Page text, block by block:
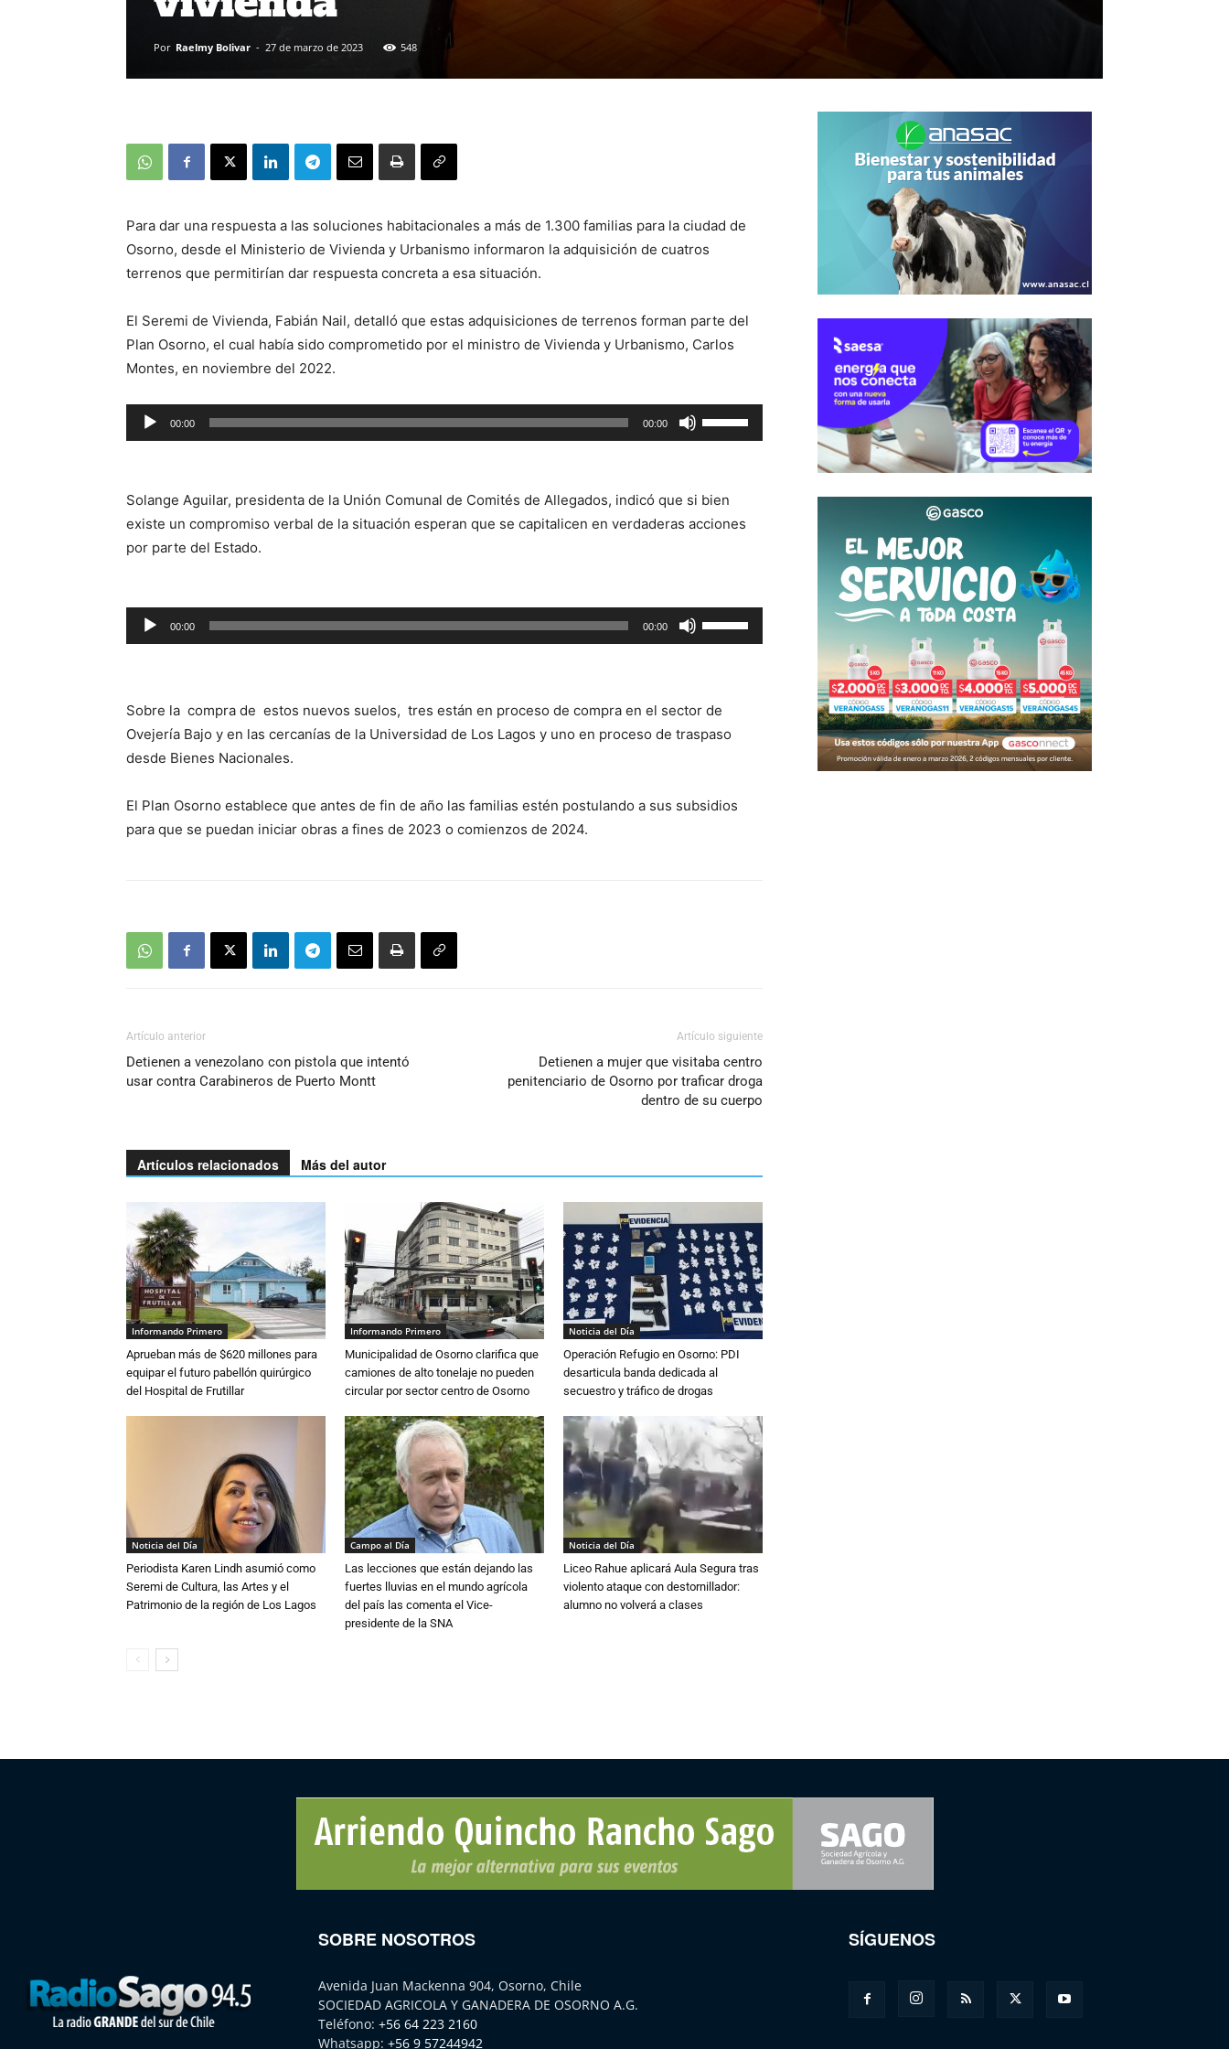
Por Raelmy Bolivar - 27 de marzo de 2023 548
Para dar una respuesta a las soluciones habitacionales a más de 1.300 familias para la ciudad de
Osorno, desde el Ministerio de Vivienda y Urbanismo informaron la adquisición de cuatros
terrenos que permitirían dar respuesta concreta a esa situación.
El Seremi de Vivienda, Fabián Nail, detalló que estas adquisiciones de terrenos forman parte del
Plan Osorno, el cual había sido comprometido por el ministro de Vivienda y Urbanismo, Carlos
Montes, en noviembre del 2022.
Reproductor
de
00:00 00:00
las
flecha
arriba/abajo
o
disminuir
Solange Aguilar, presidenta de la Unión Comunal de Comités de Allegados, indicó que si bien
existe un compromiso verbal de la situación esperan que se capitalicen en verdaderas acciones
por parte del Estado.
Reproductor
de
00:00 00:00
las
flecha
arriba/abajo
o
Sobre la compra de estos nuevos suelos, tres están en proceso de compra en el sector de
Ovejería Bajo y en las cercanías de la Universidad de Los Lagos y uno en proceso de traspaso
desde Bienes Nacionales.
El Plan Osorno establece que antes de fin de año las familias estén postulando a sus subsidios
para que se puedan iniciar obras a fines de 2023 o comienzos de 2024.
Artículo anterior
Detienen a venezolano con pistola que intentó
usar contra Carabineros de Puerto Montt
Artículo siguiente
Detienen a mujer que visitaba centro
penitenciario de Osorno por traficar droga
dentro de su cuerpo
Artículos relacionados Más del autor
Informando Primero
Aprueban más de $620 millones para
equipar el futuro pabellón quirúrgico
del Hospital de Frutillar
Informando Primero
Municipalidad de Osorno clarifica que
camiones de alto tonelaje no pueden
circular por sector centro de Osorno
Noticia del Día
Operación Refugio en Osorno: PDI
desarticula banda dedicada al
secuestro y tráfico de drogas
Noticia del Día
Periodista Karen Lindh asumió como
Seremi de Cultura, las Artes y el
Patrimonio de la región de Los Lagos
Campo al Día
Las lecciones que están dejando las
fuertes lluvias en el mundo agrícola
del país las comenta el Vice-
presidente de la SNA
Noticia del Día
Liceo Rahue aplicará Aula Segura tras
violento ataque con destornillador:
alumno no volverá a clases
SOBRE NOSOTROS
Avenida Juan Mackenna 904, Osorno, Chile
SOCIEDAD AGRICOLA Y GANADERA DE OSORNO A.G.
Teléfono: +56 64 223 2160
Whatsapp: +56 9 57244942
SÍGUENOS